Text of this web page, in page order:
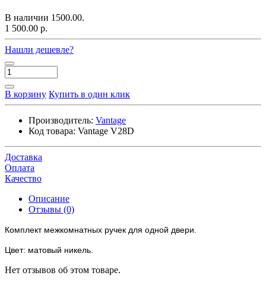
В наличии 1500.00.
1 500.00 р.
Нашли дешевле?
В корзину Купить в один клик
Производитель: Vantage
Код товара: Vantage V28D
Доставка
Оплата
Качество
Описание
Отзывы (0)
Комплект межкомнатных ручек для одной двери.
Цвет: матовый никель.
Нет отзывов об этом товаре.